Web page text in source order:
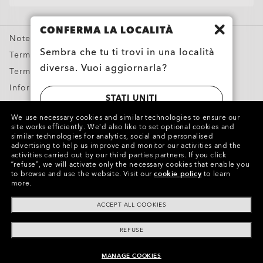
Offerte Speciali
Note legali e ROC
Termini & Condizioni
Termini di utilizzo
Informativa sulla privacy
Segnala contraffazioni
Proprietà intellettuale
Copyright ©2023 Oakley, Inc. Tutti i diritti riservati.
WebID:202 181 400
Altri siti del Gruppo
CONFERMA LA LOCALITÀ
Sembra che tu ti trovi in una località
diversa. Vuoi aggiornarla?
STATI UNITI
SWITZERLAND | SCHWEIZ | SUISSE |
SVIZZERA
We use necessary cookies and similar technologies to ensure our
site works efficiently. We’d also like to set optional cookies and
similar technologies for analytics, social and personalised
advertising to help us improve and monitor our activities and the
activities carried out by our third parties partners. If you click
“refuse”, we will activate only the necessary cookies that enable you
to browse and use the website. Visit ourcookie policy to learn
more.
ACCEPT ALL COOKIES
REFUSE
MANAGE COOKIES